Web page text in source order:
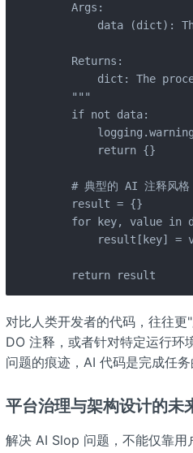
    Args:
data (dict):
    Returns:
dict: The
    """
    if not data:
        return {}
# 典型的 AI 注释风格
    result = {}
for key, value in
result[key] =
    return result
对比人类开发者的代码，往往
DO 注释，或者针对特定运行环
问题的痕迹，AI 代码是完成任务
平台治理与架构设计的未
解决 AI Slop 问题，不能仅靠用